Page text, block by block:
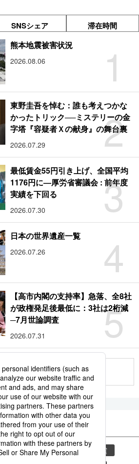
SNSシェア 滞在時間
1
熊本地震被害状況
2026.08.06
2
東野圭吾を悼む：誰も考えつかな
かったトリック──ミステリーの金
字塔『容疑者Ｘの献身』の舞台裏
2026.07.29
3
最低賃金55円引き上げ、全国平均
1176円に―厚労省審議会 : 前年度
実績を下回る
2026.07.30
4
日本の世界遺産一覧
2026.07.26
5
【高市内閣の支持率】急落、全8社
が政権発足後最低に：3社は2桁減
─7月世論調査
2026.07.31
もっと見る
ド
気象・災害 災害
地震